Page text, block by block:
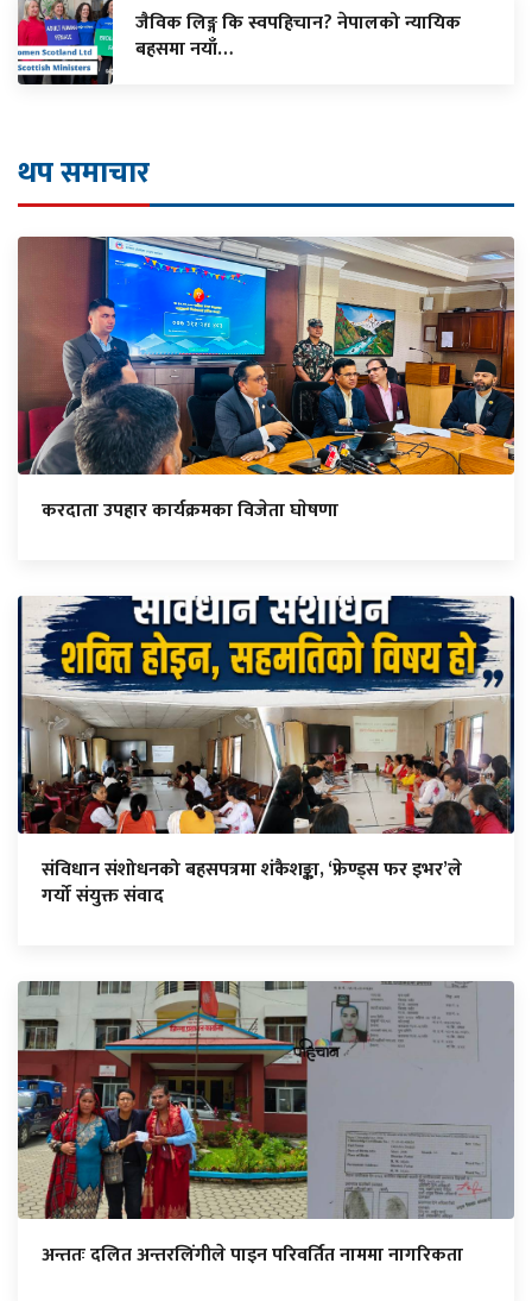
जैविक लिङ्ग कि स्वपहिचान? नेपालको न्यायिक
बहसमा नयाँ…
थप समाचार
करदाता उपहार कार्यक्रमका विजेता घाेषणा
संविधान संशोधनको बहसपत्रमा शंकैशङ्का, ‘फ्रेण्ड्स फर इभर’ले
गर्यो संयुक्त संवाद
अन्ततः दलित अन्तरलिंगीले पाइन परिवर्तित नाममा नागरिकता